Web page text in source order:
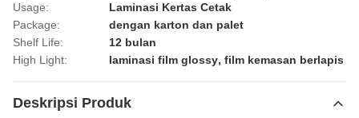
Usage:
Laminasi Kertas Cetak
Package:
dengan karton dan palet
Shelf Life:
12 bulan
High Light:
laminasi film glossy, film kemasan berlapis
Deskripsi Produk